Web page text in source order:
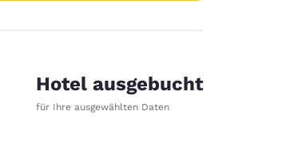
Hotel ausgebucht
für Ihre ausgewählten Daten